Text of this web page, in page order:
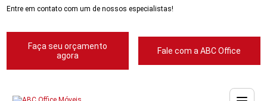
Entre em contato com um de nossos especialistas!
Faça seu orçamento
agora
Fale com a ABC Office